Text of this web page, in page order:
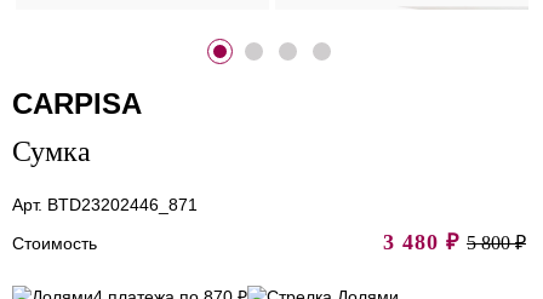
CARPISA
Сумка
Арт. BTD23202446_871
Стоимость
3 480 ₽ 5 800 ₽